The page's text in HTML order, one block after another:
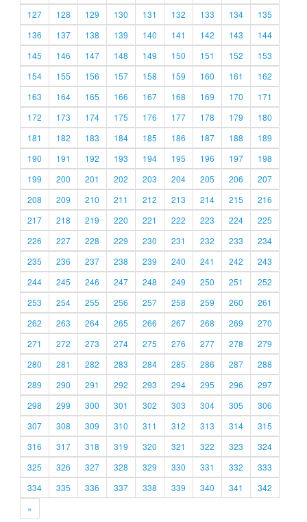
127
128 129 130 131 132 133 134
135
136
137 138 139 140 141 142 143
144
145
146 147 148 149 150 151 152
153
154
155 156 157 158 159 160 161
162
163
164 165 166 167 168 169 170
171
172
173 174 175 176 177 178 179
180
181
182 183 184 185 186 187 188
189
190
191 192 193 194 195 196 197
198
199
200 201 202 203 204 205 206
207
208
209 210 211 212 213 214 215
216
217
218 219 220 221 222 223 224
225
226
227 228 229 230 231 232 233
234
235
236 237 238 239 240 241 242
243
244
245 246 247 248 249 250 251
252
253
254 255 256 257 258 259 260
261
262
263 264 265 266 267 268 269
270
271
272 273 274 275 276 277 278
279
280
281 282 283 284 285 286 287
288
289
290 291 292 293 294 295 296
297
298
299 300 301 302 303 304 305
306
307
308 309 310 311 312 313 314
315
316
317 318 319 320 321 322 323
324
325
326 327 328 329 330 331 332
333
334
335 336 337 338 339 340 341
342
»